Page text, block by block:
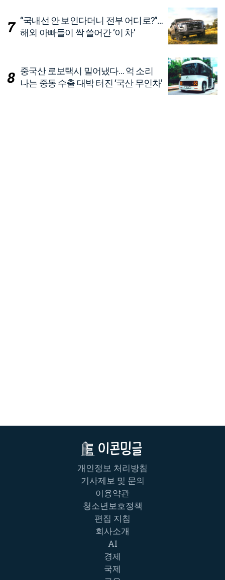
“국내선 안 보인다더니 전부 어디로?”…
해외 아빠들이 싹 쓸어간 ‘이 차’
중국산 로보택시 밀어냈다… 억 소리
나는 중동 수출 대박 터진 ‘국산 무인차’
개인정보 처리방침
기사제보 및 문의
이용약관
청소년보호정책
편집 지침
회사소개
AI
경제
국제